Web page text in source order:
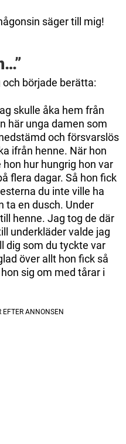
säger till mig!
började berätta:
skulle åka hem från
här unga damen som
och försvarslös
ifrån henne. När hon
hur hungrig hon var
flera dagar. Så hon fick
du inte ville ha
ta en dusch. Under
henne. Jag tog de där
underkläder valde jag
dig som du tyckte var
över allt hon fick så
sig om med tårar i